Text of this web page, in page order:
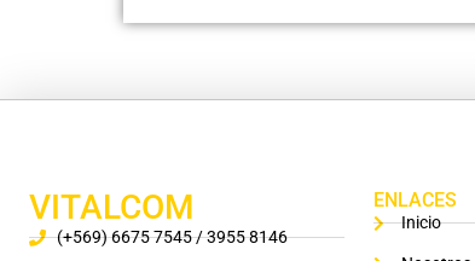
VITALCOM
(+569) 6675 7545 / 3955 8146
ENLACES
Inicio